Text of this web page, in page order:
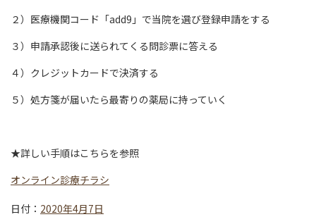
２）医療機関コード「add9」で当院を選び登録申請をする
３）申請承認後に送られてくる問診票に答える
４）クレジットカードで決済する
５）処方箋が届いたら最寄りの薬局に持っていく
★詳しい手順はこちらを参照
オンライン診療チラシ
日付： 2020年4月7日